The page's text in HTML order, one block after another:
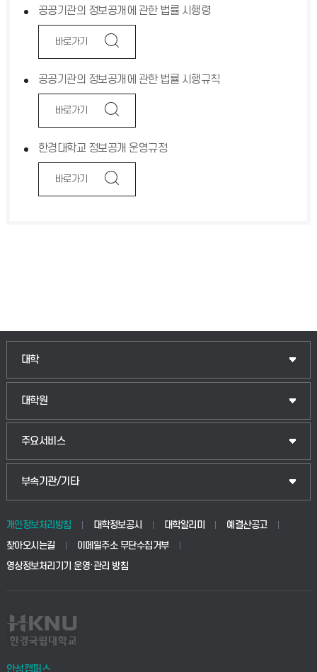
공공기관의 정보공개에 관한 법률 시행령
바로가기
공공기관의 정보공개에 관한 법률 시행규칙
바로가기
한경대학교 정보공개 운영규정
바로가기
대학
대학원
주요서비스
부속기관/기타
개인정보처리방침 대학정보공시 대학알리미
예결산공고
찾아오시는길
이메일주소 무단수집거부
영상정보처리기기 운영·관리 방침